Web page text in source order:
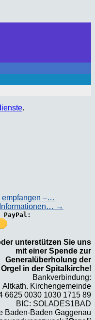
.
empfangen –…
→
PayPal:
unterstützen Sie uns
mit einer Spende zur
Generalüberholung der
Orgel in der Spitalkirche!
Bankverbindung:
Altkath. Kirchengemeinde
6625 0030 1030 1715 89
BIC: SOLADES1BAD
Baden-Baden Gaggenau